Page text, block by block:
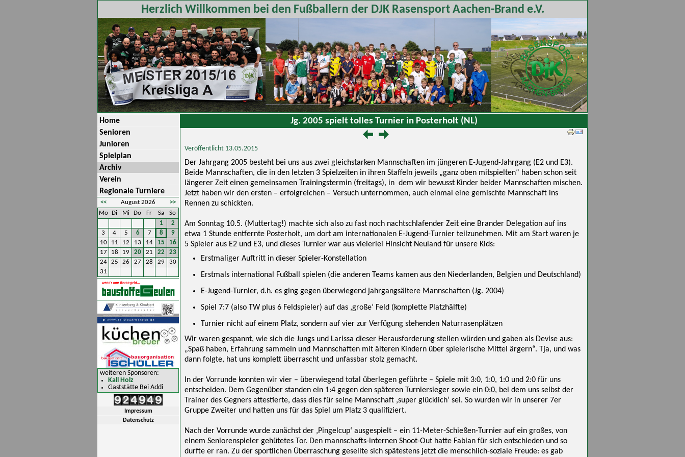
Herzlich Willkommen bei den Fußballern der DJK Rasensport Aachen-Brand e.V.
Home
Senioren
Junioren
Spielplan
Archiv
Verein
Regionale Turniere
<< >>
August 2026
Mo Di Mi Do Fr Sa
So
1
2
3
4 5 6 7 8
9
10
11 12 13 14 15
16
17
18 19 20 21 22
23
24
25 26 27 28 29
30
31
weiteren Sponsoren:
Kall Holz
Gaststätte Bei Addi
Impressum
Datenschutz
Jg. 2005 spielt tolles Turnier in Posterholt (NL)
Veröffentlicht 13.05.2015
Der Jahrgang 2005 besteht bei uns aus zwei gleichstarken Mannschaften im jüngeren E-Jugend-Jahrgang (E2 und E3).
Beide Mannschaften, die in den letzten 3 Spielzeiten in ihren Staffeln jeweils „ganz oben mitspielten“ haben schon seit
längerer Zeit einen gemeinsamen Trainingstermin (freitags), in dem wir bewusst Kinder beider Mannschaften mischen.
Jetzt haben wir den ersten – erfolgreichen – Versuch unternommen, auch einmal eine gemischte Mannschaft ins
Rennen zu schickten.
Am Sonntag 10.5. (Muttertag!) machte sich also zu fast noch nachtschlafender Zeit eine Brander Delegation auf ins
etwa 1 Stunde entfernte Posterholt, um dort am internationalen E-Jugend-Turnier teilzunehmen. Mit am Start waren je
5 Spieler aus E2 und E3, und dieses Turnier war aus vielerlei Hinsicht Neuland für unsere Kids:
Erstmaliger Auftritt in dieser Spieler-Konstellation
Erstmals international Fußball spielen (die anderen Teams kamen aus den Niederlanden, Belgien und Deutschland)
E-Jugend-Turnier, d.h. es ging gegen überwiegend jahrgangsältere Mannschaften (Jg. 2004)
Spiel 7:7 (also TW plus 6 Feldspieler) auf das ‚große‘ Feld (komplette Platzhälfte)
Turnier nicht auf einem Platz, sondern auf vier zur Verfügung stehenden Naturrasenplätzen
Wir waren gespannt, wie sich die Jungs und Larissa dieser Herausforderung stellen würden und gaben als Devise aus:
„Spaß haben, Erfahrung sammeln und Mannschaften mit älteren Kindern über spielerische Mittel ärgern“. Tja, und was
dann folgte, hat uns komplett überrascht und unfassbar stolz gemacht.
In der Vorrunde konnten wir vier – überwiegend total überlegen geführte – Spiele mit 3:0, 1:0, 1:0 und 2:0 für uns
entscheiden. Dem Gegenüber standen ein 1:4 gegen den späteren Turniersieger sowie ein 0:0, bei dem uns selbst der
Trainer des Gegners attestierte, dass dies für seine Mannschaft ‚super glücklich‘ sei. So wurden wir in unserer 7er
Gruppe Zweiter und hatten uns für das Spiel um Platz 3 qualifiziert.
Nach der Vorrunde wurde zunächst der ‚Pingelcup‘ ausgespielt – ein 11-Meter-Schießen-Turnier auf ein großes, von
einem Seniorenspieler gehütetes Tor. Den mannschafts-internen Shoot-Out hatte Fabian für sich entschieden und so
durfte er ran. Zu der sportlichen Überraschung gesellte sich spätestens jetzt die menschlich-soziale Freude: es gab